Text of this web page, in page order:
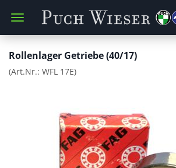
Rollenlager Getriebe (40/17)
(Art.Nr.: WFL 17E)